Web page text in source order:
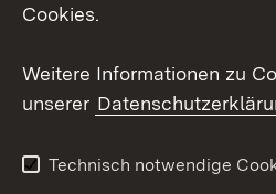
Barrierefreiheit
Cookies.
Weitere Informationen zu
unserer
Technisch notwendige